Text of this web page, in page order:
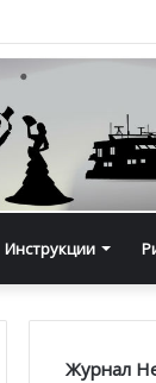
Инструкции
Журнал